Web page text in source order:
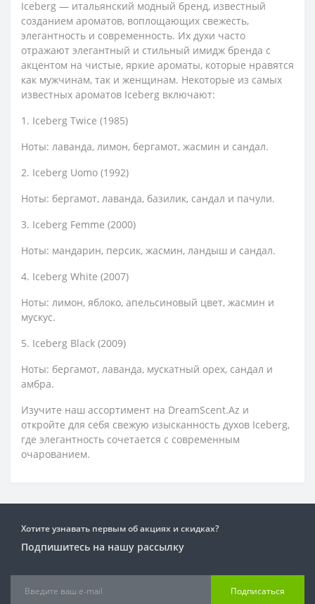
Iceberg — итальянский модный бренд, известный
созданием ароматов, воплощающих свежесть,
элегантность и современность. Их духи часто
отражают элегантный и стильный имидж бренда с
акцентом на чистые, яркие ароматы, которые нравятся
как мужчинам, так и женщинам. Некоторые из самых
известных ароматов Iceberg включают:
1. Iceberg Twice (1985)
Ноты: лаванда, лимон, бергамот, жасмин и сандал.
2. Iceberg Uomo (1992)
Ноты: бергамот, лаванда, базилик, сандал и пачули.
3. Iceberg Femme (2000)
Ноты: мандарин, персик, жасмин, ландыш и сандал.
4. Iceberg White (2007)
Ноты: лимон, яблоко, апельсиновый цвет, жасмин и
мускус.
5. Iceberg Black (2009)
Ноты: бергамот, лаванда, мускатный орех, сандал и
амбра.
Изучите наш ассортимент на DreamScent.Az и
откройте для себя свежую изысканность духов Iceberg,
где элегантность сочетается с современным
очарованием.
Хотите узнавать первым об акциях и скидках?
Подпишитесь на нашу рассылку
Подписаться